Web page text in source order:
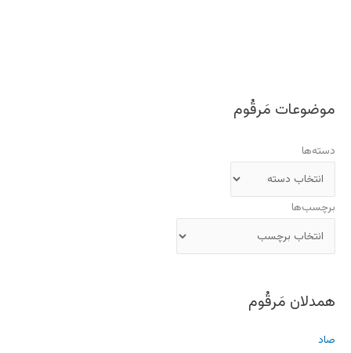
موضوعات مَرقُوم
دسته‌ها
برچسب‌ها
همدلان مَرقُوم
صاد